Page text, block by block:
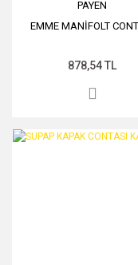
PAYEN
EMME MANİFOLT
878,54 TL